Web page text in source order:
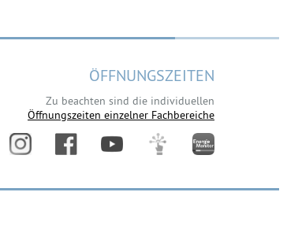
ÖFFNUNGSZEITEN
Zu beachten sind die individuellen
Öffnungszeiten einzelner Fachbereiche